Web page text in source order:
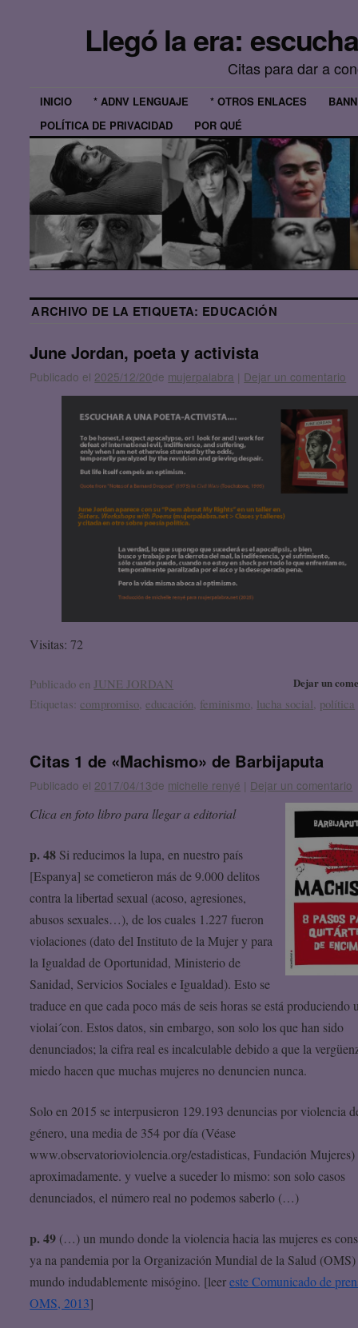
Llegó la era:
Citas para dar a
INICIO * ADNV LENGUAJE * OTROS ENLACES
POLÍTICA DE PRIVACIDAD
POR QUÉ
ARCHIVO DE LA ETIQUETA: EDUCACIÓN
June Jordan, poeta y activista
Publicado el 2025/12/20de mujerpalabra | Dejar un comentario
Visitas: 72
Dejar un
Publicado en JUNE JORDAN
Etiquetas: compromiso ,educación feminismo lucha social política
Citas 1 de «Machismo» de Barbijaputa
Publicado el 2017/04/13de michelle renyé | Dejar un comentario
Clica en foto libro para llegar a editorial
p. 48 Si reducimos la lupa, en nuestro país
[Espanya] se cometieron más de 9.000 delitos
contra la libertad sexual (acoso, agresiones,
abusos sexuales…), de los cuales 1.227 fueron
violaciones (dato del Instituto de la Mujer y para
la Igualdad de Oportunidad, Ministerio de
Sanidad, Servicios Sociales e Igualdad). Esto se
traduce en que cada poco más de seis horas se está produciendo
violai´con. Estos datos, sin embargo, son solo los que han sido
denunciados; la cifra real es incalculable debido a que la
miedo hacen que muchas mujeres no denuncien nunca.
Solo en 2015 se interpusieron 129.193 denuncias por violencia
género, una media de 354 por día (Véase
www.observatorioviolencia.org/estadisticas, Fundación Mujeres)
aproximadamente. y vuelve a suceder lo mismo: son solo casos
denunciados, el número real no podemos saberlo (…)
p. 49 (…) un mundo donde la violencia hacia las mujeres es
ya na pandemia por la Organización Mundial de la Salud (OMS)
mundo indudablemente misógino. [leereste Comunicado de
OMS, 2013]